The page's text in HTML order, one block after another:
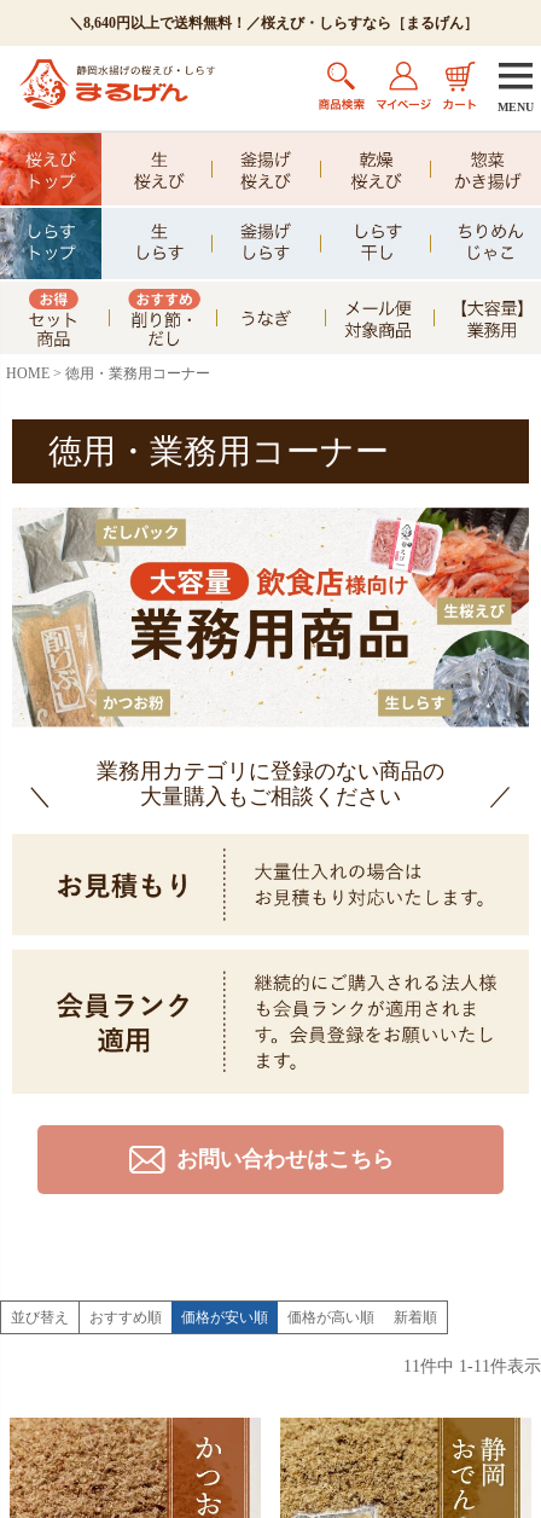
＼8,640円以上で送料無料！／桜えび・しらすなら［まるげん］
MENU
HOME 徳用・業務用コーナー
徳用・業務用コーナー
業務用カテゴリに登録のない商品の
大量購入もご相談ください
お問い合わせはこちら
並び替え おすすめ順 価格が安い順 価格が高い順 新着順
11件中 1-11件表示